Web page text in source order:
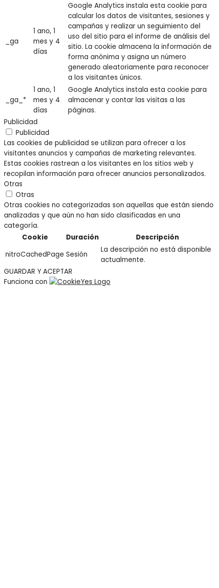
_ga
1 ano, 1
mes y 4
días
Google Analytics instala esta cookie para
calcular los datos de visitantes, sesiones y
campañas y realizar un seguimiento del
uso del sitio para el informe de análisis del
sitio. La cookie almacena la información de
forma anónima y asigna un número
generado aleatoriamente para reconocer
a los visitantes únicos.
_ga_*
1 ano, 1
mes y 4
días
Google Analytics instala esta cookie para
almacenar y contar las visitas a las
páginas.
Publicidad
Publicidad
Las cookies de publicidad se utilizan para ofrecer a los
visitantes anuncios y campañas de marketing relevantes.
Estas cookies rastrean a los visitantes en los sitios web y
recopilan información para ofrecer anuncios personalizados.
Otras
Otras
Otras cookies no categorizadas son aquellas que están siendo
analizadas y que aún no han sido clasificadas en una
categoría.
Cookie
Duración
Descripción
nitroCachedPage Sesión
La descripción no está disponible
actualmente.
GUARDAR Y ACEPTAR
Funciona con